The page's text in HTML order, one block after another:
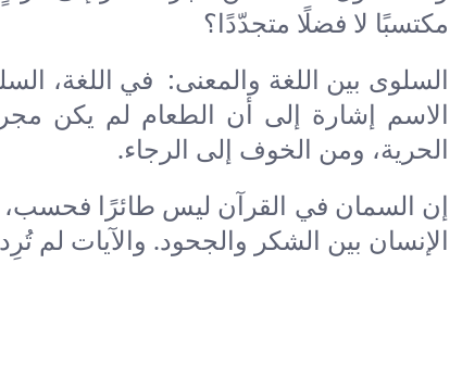
مكتسبًا لا فضلًا متجدّدًا؟
السلوى بين اللغة والمعنى: في اللغة،
الاسم إشارة إلى أن الطعام لم يكن
الحرية، ومن الخوف إلى الرجاء.
إن السمان في القرآن ليس طائرًا فحسب،
الإنسان بين الشكر والجحود. والآيات لم